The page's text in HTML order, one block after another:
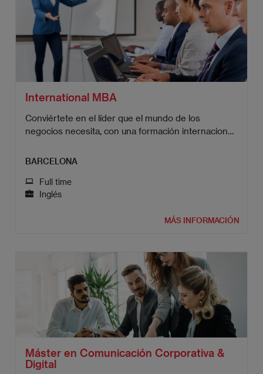
International MBA
Conviértete en el líder que el mundo de los
negocios necesita, con una formación internacional
BARCELONA
Full time
Inglés
MÁS INFORMACIÓN
Máster en Comunicación Corporativa &
Digital